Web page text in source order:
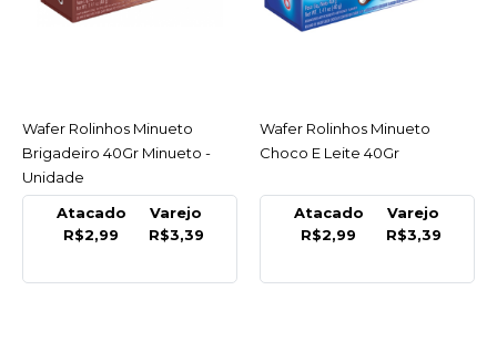
MINUETO
Biscoito Wafer Minueto
R$2,50
COMPARAR
ACESSAR
Wafer Rolinhos Minueto
Brigadeiro 40Gr Minueto -
Unidade
Atacado
R$2,99
Varejo
R$3,39
ACESSAR
Wafer Rolinhos Minueto
Choco E Leite 40Gr
Atacado
R$2,99
Varejo
R$3,39